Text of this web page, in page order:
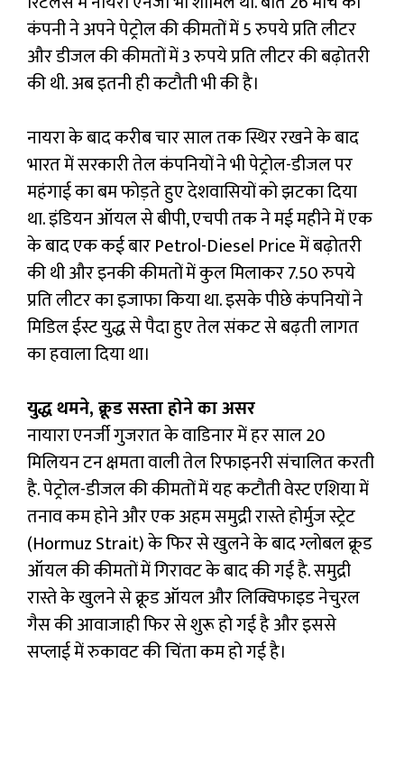
कंपनी ने अपने पेट्रोल की कीमतों में 5 रुपये प्रति लीटर
और डीजल की कीमतों में 3 रुपये प्रति लीटर की बढ़ोतरी
की थी. अब इतनी ही कटौती भी की है।
नायरा के बाद करीब चार साल तक स्थिर रखने के बाद
भारत में सरकारी तेल कंपनियों ने भी पेट्रोल-डीजल पर
महंगाई का बम फोड़ते हुए देशवासियों को झटका दिया
था. इंडियन ऑयल से बीपी, एचपी तक ने मई महीने में एक
के बाद एक कई बार Petrol-Diesel Price में बढ़ोतरी
की थी और इनकी कीमतों में कुल मिलाकर 7.50 रुपये
प्रति लीटर का इजाफा किया था. इसके पीछे कंपनियों ने
मिडिल ईस्ट युद्ध से पैदा हुए तेल संकट से बढ़ती लागत
का हवाला दिया था।
युद्ध थमने, क्रूड सस्ता होने का असर
नायारा एनर्जी गुजरात के वाडिनार में हर साल 20
मिलियन टन क्षमता वाली तेल रिफाइनरी संचालित करती
है. पेट्रोल-डीजल की कीमतों में यह कटौती वेस्ट एशिया में
तनाव कम होने और एक अहम समुद्री रास्ते होर्मुज स्ट्रेट
(Hormuz Strait) के फिर से खुलने के बाद ग्लोबल क्रूड
ऑयल की कीमतों में गिरावट के बाद की गई है. समुद्री
रास्ते के खुलने से क्रूड ऑयल और लिक्विफाइड नेचुरल
गैस की आवाजाही फिर से शुरू हो गई है और इससे
सप्लाई में रुकावट की चिंता कम हो गई है।